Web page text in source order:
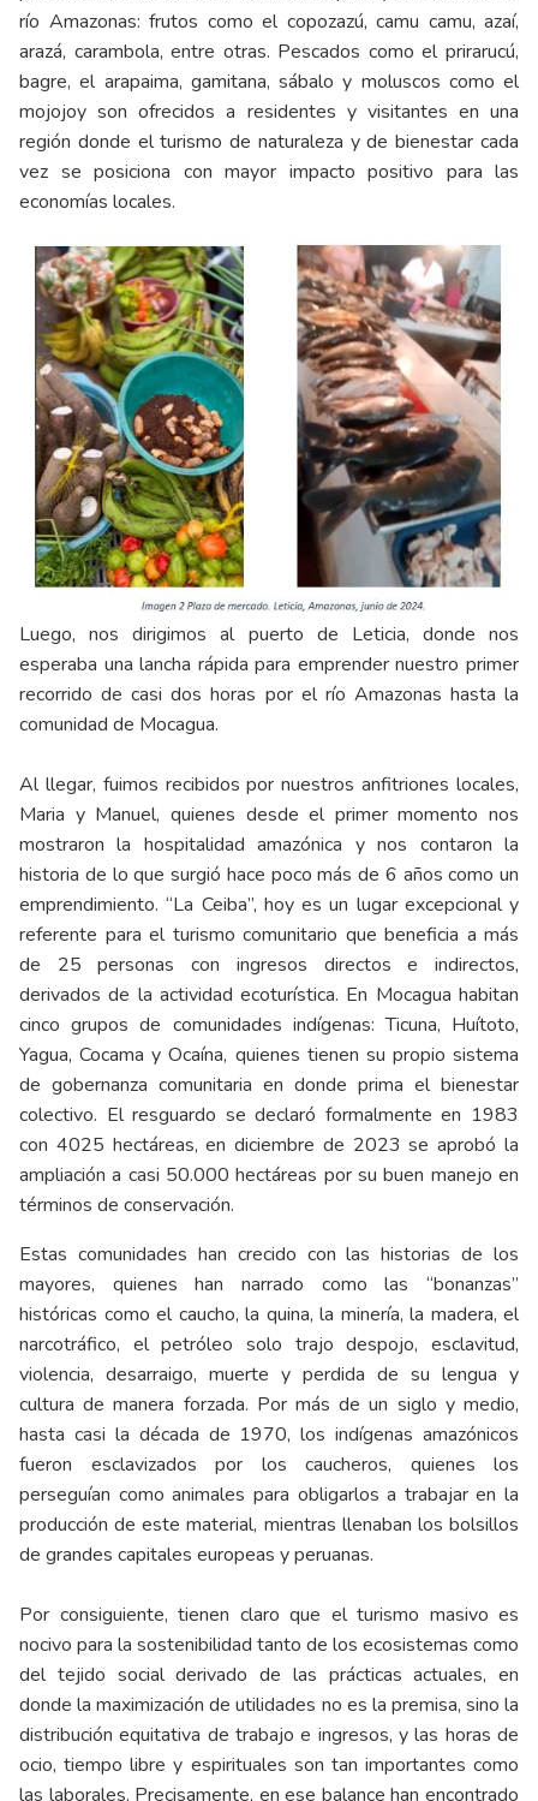
río Amazonas: frutos como el copozazú, camu camu, azaí,
arazá, carambola, entre otras. Pescados como el prirarucú,
bagre, el arapaima, gamitana, sábalo y moluscos como el
mojojoy son ofrecidos a residentes y visitantes en una
región donde el turismo de naturaleza y de bienestar cada
vez se posiciona con mayor impacto positivo para las
economías locales.
Luego, nos dirigimos al puerto de Leticia, donde nos
esperaba una lancha rápida para emprender nuestro primer
recorrido de casi dos horas por el río Amazonas hasta la
comunidad de Mocagua.
Al llegar, fuimos recibidos por nuestros anfitriones locales,
Maria y Manuel, quienes desde el primer momento nos
mostraron la hospitalidad amazónica y nos contaron la
historia de lo que surgió hace poco más de 6 años como un
emprendimiento. “La Ceiba”, hoy es un lugar excepcional y
referente para el turismo comunitario que beneficia a más
de 25 personas con ingresos directos e indirectos,
derivados de la actividad ecoturística. En Mocagua habitan
cinco grupos de comunidades indígenas: Ticuna, Huítoto,
Yagua, Cocama y Ocaína, quienes tienen su propio sistema
de gobernanza comunitaria en donde prima el bienestar
colectivo. El resguardo se declaró formalmente en 1983
con 4025 hectáreas, en diciembre de 2023 se aprobó la
ampliación a casi 50.000 hectáreas por su buen manejo en
términos de conservación.
Estas comunidades han crecido con las historias de los
mayores, quienes han narrado como las “bonanzas”
históricas como el caucho, la quina, la minería, la madera, el
narcotráfico, el petróleo solo trajo despojo, esclavitud,
violencia, desarraigo, muerte y perdida de su lengua y
cultura de manera forzada. Por más de un siglo y medio,
hasta casi la década de 1970, los indígenas amazónicos
fueron esclavizados por los caucheros, quienes los
perseguían como animales para obligarlos a trabajar en la
producción de este material, mientras llenaban los bolsillos
de grandes capitales europeas y peruanas.
Por consiguiente, tienen claro que el turismo masivo es
nocivo para la sostenibilidad tanto de los ecosistemas como
del tejido social derivado de las prácticas actuales, en
donde la maximización de utilidades no es la premisa, sino la
distribución equitativa de trabajo e ingresos, y las horas de
ocio, tiempo libre y espirituales son tan importantes como
las laborales. Precisamente, en ese balance han encontrado